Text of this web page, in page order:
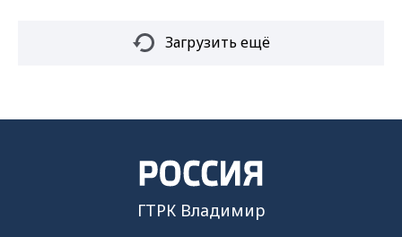
Загрузить ещё
ГТРК Владимир